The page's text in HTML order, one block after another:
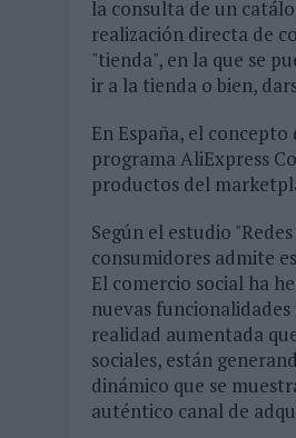
la consulta de un
realización directa de
"tienda", en la que se
ir a la tienda o bien,
En España, el
programa AliExpress
productos del
Según el estudio
consumidores admite
El comercio social ha
nuevas
realidad aumentada
sociales, están
dinámico que se
auténtico canal de